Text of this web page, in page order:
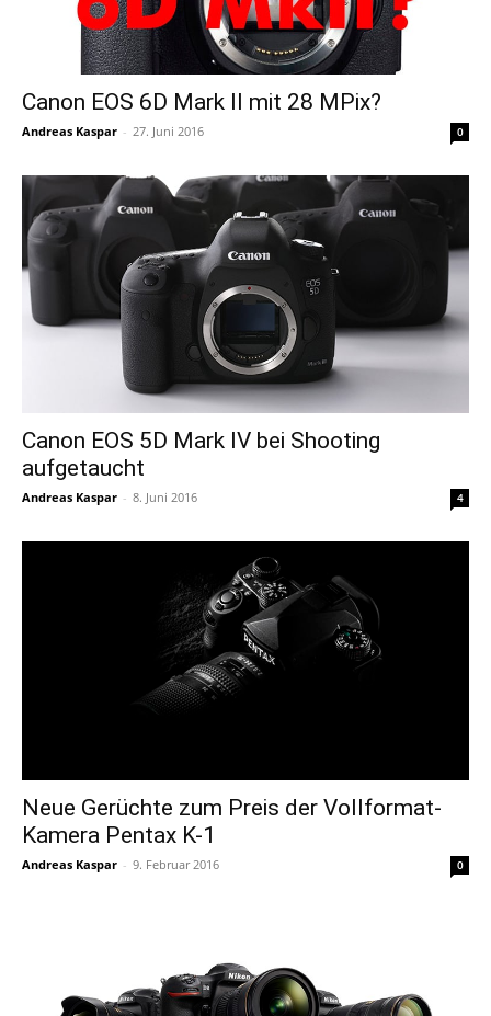
Canon EOS 6D Mark II mit 28 MPix?
Andreas Kaspar - 27. Juni 2016 0
Canon EOS 5D Mark IV bei Shooting
aufgetaucht
Andreas Kaspar - 8. Juni 2016 4
Neue Gerüchte zum Preis der Vollformat-
Kamera Pentax K-1
Andreas Kaspar - 9. Februar 2016 0